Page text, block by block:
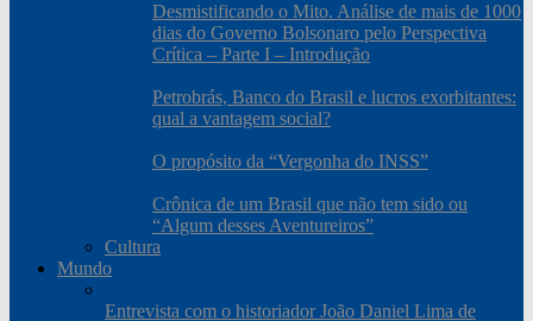
Desmistificando o Mito. Análise de mais de 1000
dias do Governo Bolsonaro pelo Perspectiva
Crítica – Parte I – Introdução
Petrobrás, Banco do Brasil e lucros exorbitantes:
qual a vantagem social?
O propósito da “Vergonha do INSS”
Crônica de um Brasil que não tem sido ou
“Algum desses Aventureiros”
Cultura
Mundo
Entrevista com o historiador João Daniel Lima de